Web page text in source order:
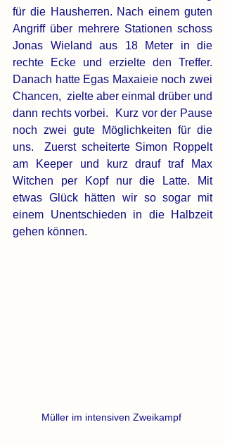
für die Hausherren. Nach einem guten
Angriff über mehrere Stationen schoss
Jonas Wieland aus 18 Meter in die
rechte Ecke und erzielte den Treffer.
Danach hatte Egas Maxaieie noch zwei
Chancen,  zielte aber einmal drüber und
dann rechts vorbei.  Kurz vor der Pause
noch zwei gute Möglichkeiten für die
uns.  Zuerst scheiterte Simon Roppelt
am Keeper und kurz drauf traf Max
Witchen per Kopf nur die Latte. Mit
etwas Glück hätten wir so sogar mit
einem Unentschieden in die Halbzeit
gehen können.
Müller im intensiven Zweikampf